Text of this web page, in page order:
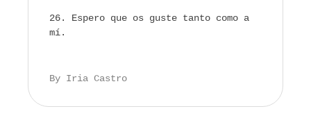
Espero que os guste tanto como a
mí.
By Iria Castro